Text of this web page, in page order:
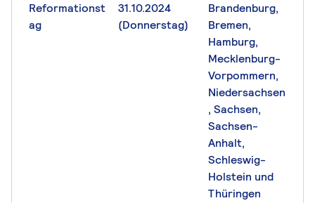
Reformationst
ag
31.10.2024
(Donnerstag)
Brandenburg,
Bremen,
Hamburg,
Mecklenburg-
Vorpommern,
Niedersachsen
, Sachsen,
Sachsen-
Anhalt,
Schleswig-
Holstein und
Thüringen